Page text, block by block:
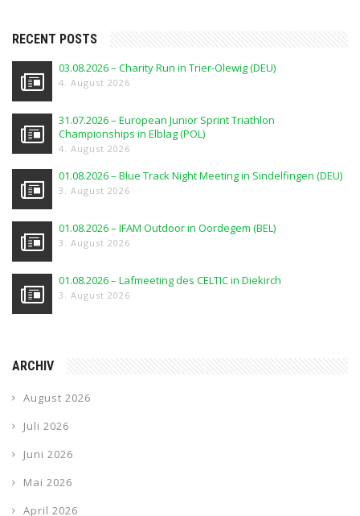
RECENT POSTS
03.08.2026 – Charity Run in Trier-Olewig (DEU)
4. August 2026
31.07.2026 – European Junior Sprint Triathlon
Championships in Elblag (POL)
4. August 2026
01.08.2026 – Blue Track Night Meeting in Sindelfingen (DEU)
3. August 2026
01.08.2026 – IFAM Outdoor in Oordegem (BEL)
3. August 2026
01.08.2026 – Lafmeeting des CELTIC in Diekirch
3. August 2026
ARCHIV
August 2026
Juli 2026
Juni 2026
Mai 2026
April 2026